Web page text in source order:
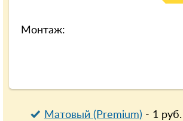
Монтаж:
Матовый (Premium) - 1руб.